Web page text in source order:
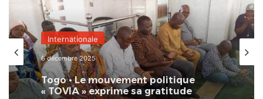
Internationale
6 décembre 2025
Togo • Le mouvement politique
« TOVIA » exprime sa gratitude
envers Allah